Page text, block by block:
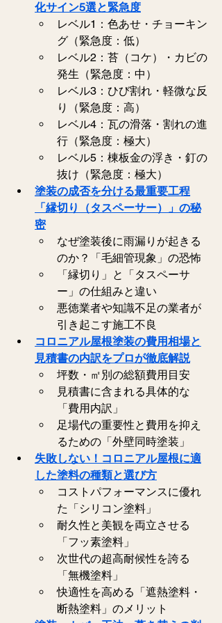
化サイン5選と緊急度
レベル1：色あせ・チョーキン
グ（緊急度：低）
レベル2：苔（コケ）・カビの
発生（緊急度：中）
レベル3：ひび割れ・軽微な反
り（緊急度：高）
レベル4：瓦の滑落・割れの進
行（緊急度：極大）
レベル5：棟板金の浮き・釘の
抜け（緊急度：極大）
塗装の成否を分ける最重要工程
「縁切り（タスペーサー）」の秘
密
なぜ塗装後に雨漏りが起きる
のか？「毛細管現象」の恐怖
「縁切り」と「タスペーサ
ー」の仕組みと違い
悪徳業者や知識不足の業者が
引き起こす施工不良
コロニアル屋根塗装の費用相場と
見積書の内訳をプロが徹底解説
坪数・㎡別の総額費用目安
見積書に含まれる具体的な
「費用内訳」
足場代の重要性と費用を抑え
るための「外壁同時塗装」
失敗しない！コロニアル屋根に適
した塗料の種類と選び方
コストパフォーマンスに優れ
た「シリコン塗料」
耐久性と美観を両立させる
「フッ素塗料」
次世代の超高耐候性を誇る
「無機塗料」
快適性を高める「遮熱塗料・
断熱塗料」のメリット